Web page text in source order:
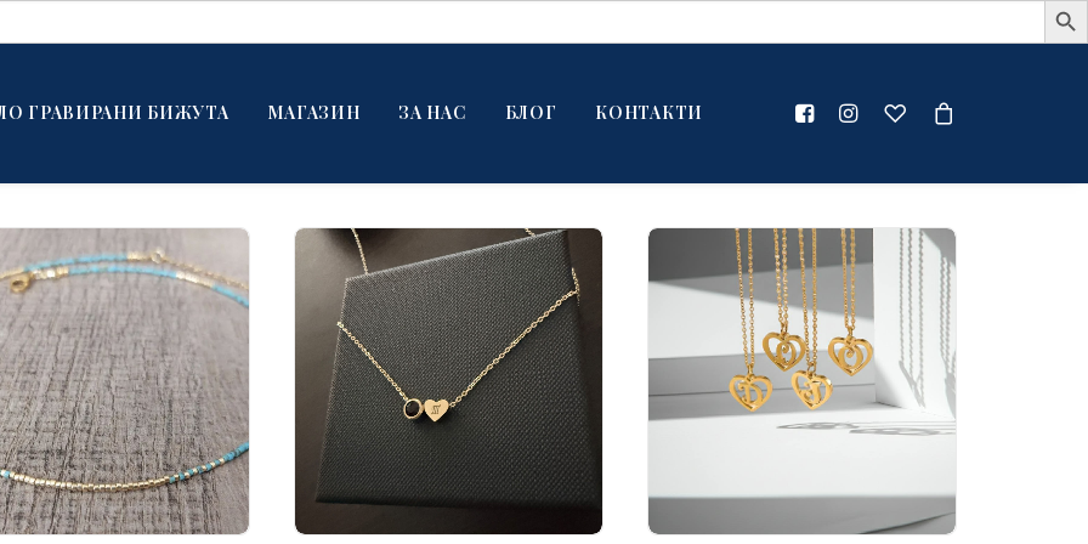
ГРАВИРАНИ БИЖУТА МАГАЗИН ЗА НАС БЛОГ КОНТАКТИ